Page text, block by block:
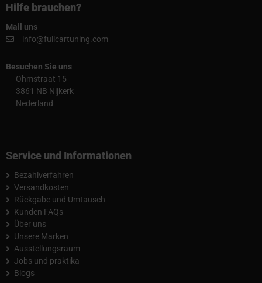
Hilfe brauchen?
Mail uns
info@fullcartuning.com
Besuchen Sie uns
Ohmstraat 15
3861 NB Nijkerk
Nederland
Service und Informationen
Bezahlverfahren
Versandkosten
Rückgabe und Umtausch
Kunden FAQs
Über uns
Unsere Marken
Ausstellungsraum
Jobs und praktika
Blogs